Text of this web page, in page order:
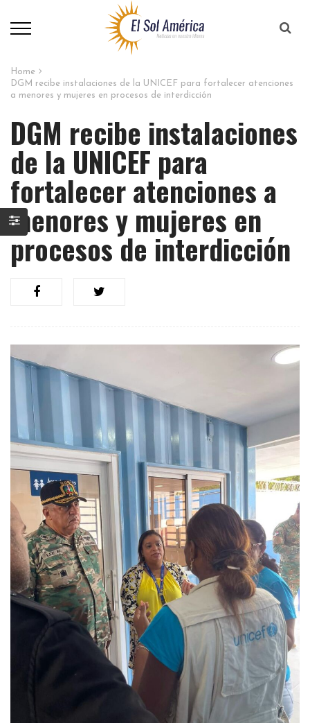
Home
DGM recibe instalaciones de la UNICEF para fortalecer atenciones
a menores y mujeres en procesos de interdicción
DGM recibe instalaciones
de la UNICEF para
fortalecer atenciones a
menores y mujeres en
procesos de interdicción